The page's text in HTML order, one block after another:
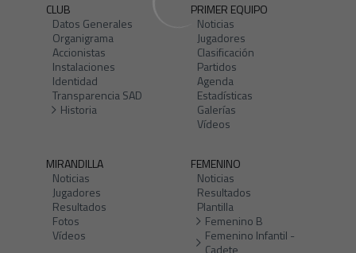
CLUB
Datos Generales
Organigrama
Accionistas
Instalaciones
Identidad
Transparencia SAD
Historia
PRIMER EQUIPO
Noticias
Jugadores
Clasificación
Partidos
Agenda
Estadísticas
Galerías
Vídeos
MIRANDILLA
Noticias
Jugadores
Resultados
Fotos
Vídeos
FEMENINO
Noticias
Resultados
Plantilla
Femenino B
Femenino Infantil -
Cadete